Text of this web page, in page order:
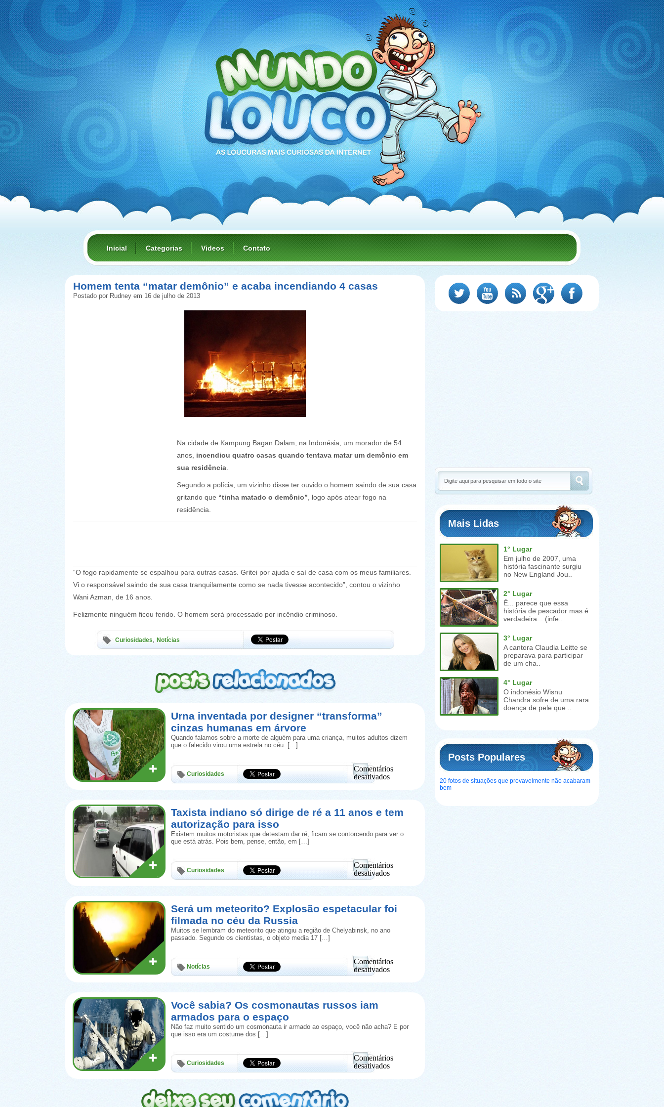
Inicial Categorias Videos Contato
Homem tenta “matar demônio” e acaba incendiando 4 casas
Postado por Rudney em 16 de julho de 2013
Na cidade de Kampung Bagan Dalam, na Indonésia, um morador de 54
anos, incendiou quatro casas quando tentava matar um demônio em
sua residência
Segundo a polícia, um vizinho disse ter ouvido o homem saindo de sua casa
gritando que “tinha matado o demônio” , logo após atear fogo na
residência.
“O fogo rapidamente se espalhou para outras casas. Gritei por ajuda e saí de casa com os meus familiares.
Vi o responsável saindo de sua casa tranquilamente como se nada tivesse acontecido”, contou o vizinho
Wani Azman, de 16 anos.
Felizmente ninguém ficou ferido. O homem será processado por incêndio criminoso.
Curiosidades, Notícias
Urna inventada por designer “transforma”
cinzas humanas em árvore
Quando falamos sobre a morte de alguém para uma criança, muitos adultos dizem
que o falecido virou uma estrela no céu. […]
Curiosidades
Comentários
desativados
em
designer
cinzas
humanas
Taxista indiano só dirige de ré a 11 anos e tem
autorização para isso
Existem muitos motoristas que detestam dar ré, ficam se contorcendo para ver o
que está atrás. Pois bem, pense, então, em […]
Curiosidades
Comentários
desativados
em
dirige
ré
e
tem
autorização
Será um meteorito? Explosão espetacular foi
filmada no céu da Russia
Muitos se lembram do meteorito que atingiu a região de Chelyabinsk, no ano
passado. Segundo os cientistas, o objeto media 17 […]
Notícias
Comentários
desativados
em
meteorito?
Explosão
foi
da
Russia
Você sabia? Os cosmonautas russos iam
armados para o espaço
Não faz muito sentido um cosmonauta ir armado ao espaço, você não acha? E por
que isso era um costume dos […]
Curiosidades
Comentários
desativados
em
Mais Lidas
1° Lugar
Em julho de 2007, uma
história fascinante surgiu
no New England Jou..
2° Lugar
É... parece que essa
história de pescador mas é
verdadeira... (infe..
3° Lugar
A cantora Claudia Leitte se
preparava para participar
de um cha..
4° Lugar
O indonésio Wisnu
Chandra sofre de uma rara
doença de pele que ..
Posts Populares
20 fotos de situações que provavelmente não acabaram
bem